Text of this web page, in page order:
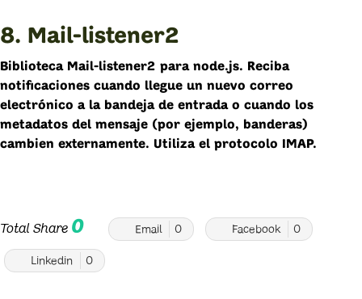
8. Mail-listener2
Biblioteca Mail-listener2 para node.js. Reciba
notificaciones cuando llegue un nuevo correo
electrónico a la bandeja de entrada o cuando los
metadatos del mensaje (por ejemplo, banderas)
cambien externamente. Utiliza el protocolo IMAP.
Total Share 0 Email 0 Facebook 0
Linkedin 0